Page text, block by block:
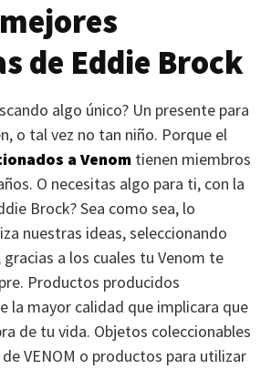
de Eddie Brock
algo único? Un presente para
o tal vez no tan niño. Porque el
a Venom tienen miembros
O necesitas algo para ti, con la
Brock? Sea como sea, lo
nuestras ideas, seleccionando
a los cuales tu Venom te
Productos producidos
la mayor calidad que implicara que
de tu vida. Objetos coleccionables
VENOM o productos para utilizar